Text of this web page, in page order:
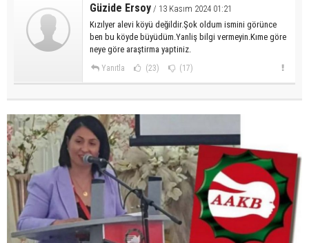
Güzide Ersoy / 13 Kasım 2024 01:21
Kızılyer alevi köyü değildir.Şok oldum ismini görünce
ben bu köyde büyüdüm.Yanliş bilgi vermeyin.Kıme göre
neye göre araştirma yaptiniz.
Yanıtla (23) (17)